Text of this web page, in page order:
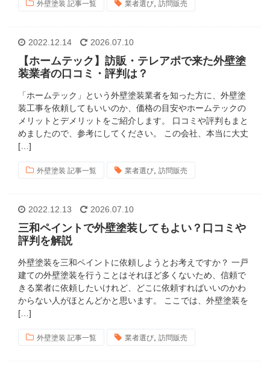
外壁塗装 記事一覧 業者選び 訪問販売
2022.12.14 2026.07.10
【ホームテック】訪販・テレアポで来た外壁塗
装業者の口コミ・評判は？
「ホームテック」という外壁塗装業者を知った方に、外壁塗
装工事を依頼してもいいのか、価格の目安やホームテックの
メリットとデメリットをご紹介します。 口コミや評判もまと
めましたので、参考にしてください。 この会社、本当に大丈
[…]
外壁塗装 記事一覧 業者選び 訪問販売
2022.12.13 2026.07.10
三和ペイントで外壁塗装してもよい？口コミや
評判を解説
外壁塗装を三和ペイントに依頼しようとお考えですか？ 一戸
建ての外壁塗装を行うことはそれほど多くないため、信頼で
きる業者に依頼したいけれど、どこに依頼すればいいのかわ
からない人がほとんどかと思います。 ここでは、外壁塗装を
[…]
外壁塗装 記事一覧 業者選び 訪問販売